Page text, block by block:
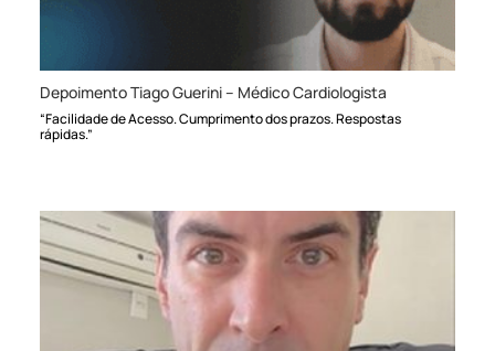
Depoimento Tiago Guerini – Médico Cardiologista
“Facilidade de Acesso. Cumprimento dos prazos. Respostas
rápidas.”